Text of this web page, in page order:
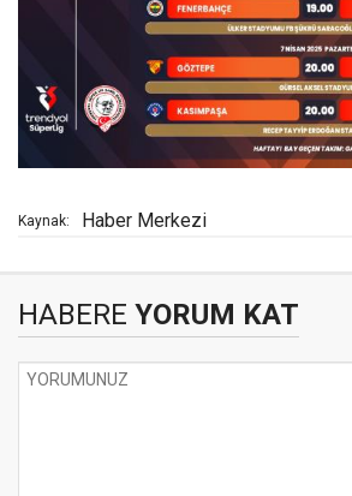
Kaynak: Haber Merkezi
HABERE YORUM KAT